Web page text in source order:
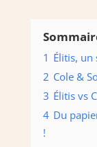
1 Élitis,
2 Cole &
3 Élitis vs
4 Du
!